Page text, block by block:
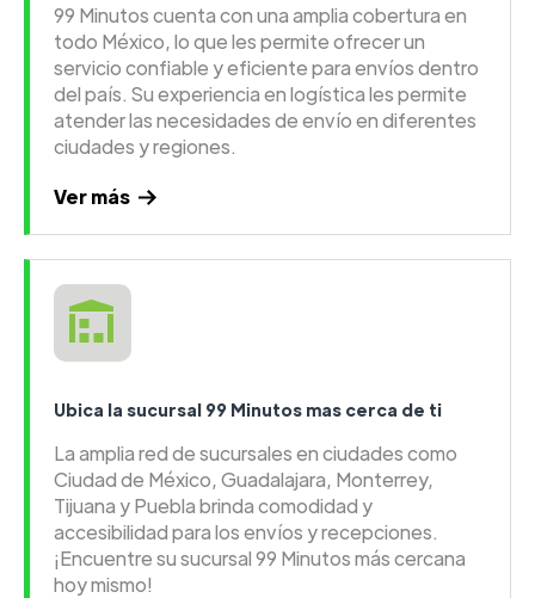
99 Minutos cuenta con una amplia cobertura en
todo México, lo que les permite ofrecer un
servicio confiable y eficiente para envíos dentro
del país. Su experiencia en logística les permite
atender las necesidades de envío en diferentes
ciudades y regiones.
Ver más
Ubica la sucursal 99 Minutos mas cerca de ti
La amplia red de sucursales en ciudades como
Ciudad de México, Guadalajara, Monterrey,
Tijuana y Puebla brinda comodidad y
accesibilidad para los envíos y recepciones.
¡Encuentre su sucursal 99 Minutos más cercana
hoy mismo!